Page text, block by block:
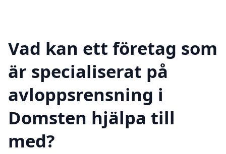
Vad kan ett företag som
är specialiserat på
avloppsrensning i
Domsten hjälpa till
med?